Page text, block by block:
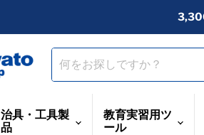
治具・工具製
品
教育実習用ツ
ール